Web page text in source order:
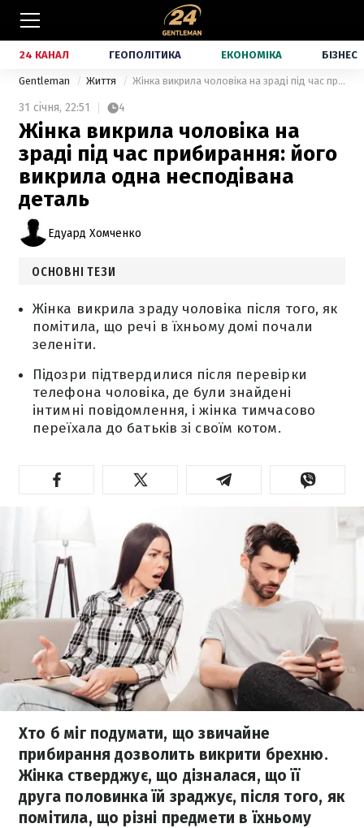
24 КАНАЛ ГЕОПОЛІТИКА ЕКОНОМІКА БІЗНЕС
Gentleman Життя Жінка викрила чоловіка на зраді під час прибирання: його викрила одна несподівана деталь
31 січня, 22:51 4
Жінка викрила чоловіка на
зраді під час прибирання: його
викрила одна несподівана
деталь
Едуард Хомченко
ОСНОВНІ ТЕЗИ
Жінка викрила зраду чоловіка після того, як
помітила, що речі в їхньому домі почали
зеленіти.
Підозри підтвердилися після перевірки
телефона чоловіка, де були знайдені
інтимні повідомлення, і жінка тимчасово
переїхала до батьків зі своїм котом.
Хто б міг подумати, що звичайне
прибирання дозволить викрити брехню.
Жінка стверджує, що дізналася, що її
друга половинка їй зраджує, після того, як
помітила, що різні предмети в їхньому